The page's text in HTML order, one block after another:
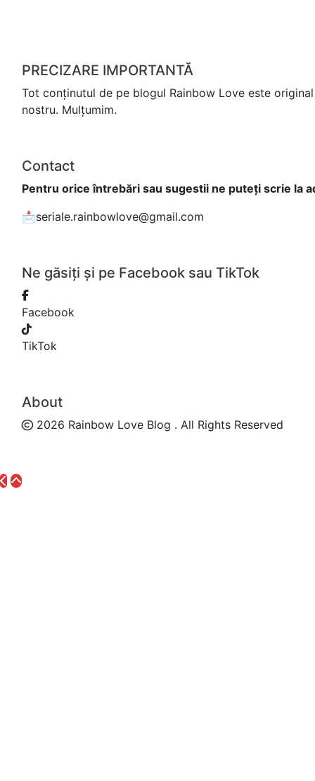
PRECIZARE IMPORTANTĂ
Tot conținutul de pe blogul Rainbow Love este
nostru. Mulțumim.
Contact
Pentru orice întrebări sau sugestii ne puteți scrie la
📩seriale.rainbowlove@gmail.com
Ne găsiți și pe Facebook sau TikTok
Facebook
TikTok
About
2026 Rainbow Love Blog . All Rights Reserved